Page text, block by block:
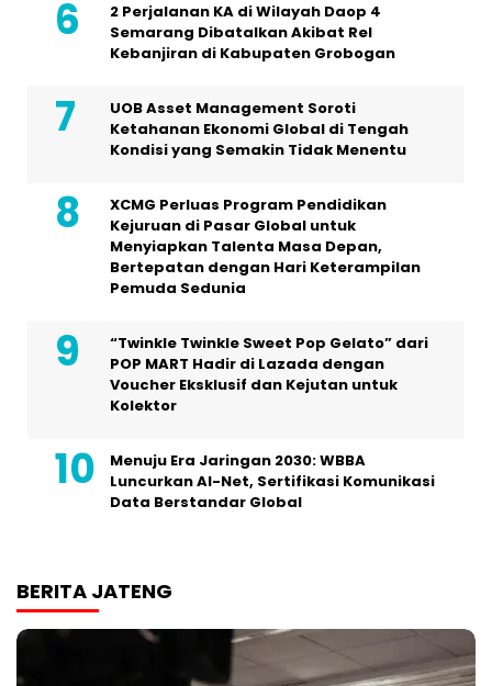
2 Perjalanan KA di Wilayah Daop 4
Semarang Dibatalkan Akibat Rel
Kebanjiran di Kabupaten Grobogan
UOB Asset Management Soroti
Ketahanan Ekonomi Global di Tengah
Kondisi yang Semakin Tidak Menentu
XCMG Perluas Program Pendidikan
Kejuruan di Pasar Global untuk
Menyiapkan Talenta Masa Depan,
Bertepatan dengan Hari Keterampilan
Pemuda Sedunia
“Twinkle Twinkle Sweet Pop Gelato” dari
POP MART Hadir di Lazada dengan
Voucher Eksklusif dan Kejutan untuk
Kolektor
Menuju Era Jaringan 2030: WBBA
Luncurkan AI-Net, Sertifikasi Komunikasi
Data Berstandar Global
BERITA JATENG